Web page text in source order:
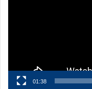
01:38